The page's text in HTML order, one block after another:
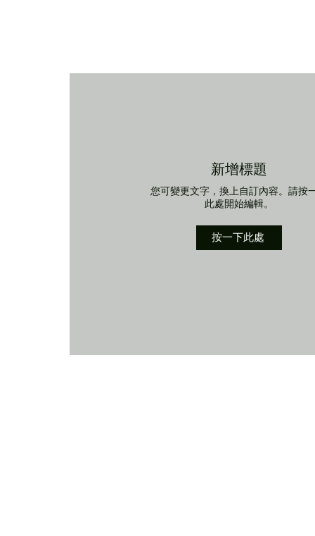
新增標題
您可變更文字，換上自訂內容。請按
此處開始編輯。
按一下此處